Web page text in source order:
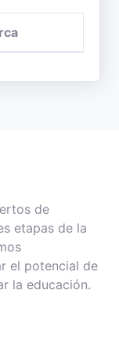
de
etapas de la
el potencial de
la educación.